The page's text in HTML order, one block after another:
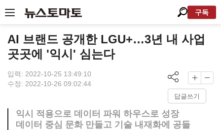
구독
AI 브랜드 공개한 LGU+…3년 내 사업
곳곳에 '익시' 심는다
입력: 2022-10-25 13:49:10
수정: 2022-10-26 09:02:44
답글쓰기
익시 적용으로 데이터 파워 하우스로 성장
데이터 중심 문화 만들고 기술 내재화에 공들